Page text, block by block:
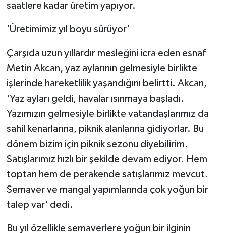
saatlere kadar üretim yapıyor.
'Üretimimiz yıl boyu sürüyor'
Çarşıda uzun yıllardır mesleğini icra eden esnaf
Metin Akcan, yaz aylarının gelmesiyle birlikte
işlerinde hareketlilik yaşandığını belirtti. Akcan,
'Yaz ayları geldi, havalar ısınmaya başladı.
Yazımızın gelmesiyle birlikte vatandaşlarımız da
sahil kenarlarına, piknik alanlarına gidiyorlar. Bu
dönem bizim için piknik sezonu diyebilirim.
Satışlarımız hızlı bir şekilde devam ediyor. Hem
toptan hem de perakende satışlarımız mevcut.
Semaver ve mangal yapımlarında çok yoğun bir
talep var' dedi.
Bu yıl özellikle semaverlere yoğun bir ilginin